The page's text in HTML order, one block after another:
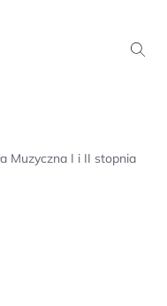
Muzyczna I i II stopnia